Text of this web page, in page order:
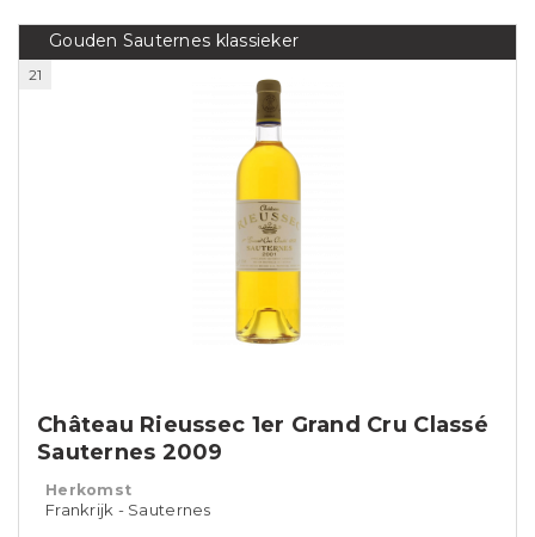
Gouden Sauternes klassieker
21
Château Rieussec 1er Grand Cru Classé
Sauternes 2009
Herkomst
Frankrijk - Sauternes